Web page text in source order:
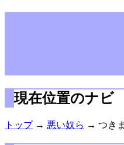
現在位置のナビ
トップ→ 悪い奴ら → つき